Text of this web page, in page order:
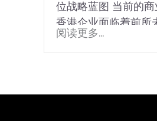
位战略蓝图 当前的商
香港企业面临着前所
阅读更多...